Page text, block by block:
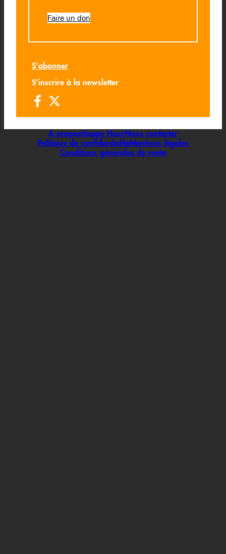
Faire un don
S’abonner
S’inscrire à la newsletter
A propos Happy HourNous contacter
Politique de confidentialitéMentions légales
Conditions générales de vente